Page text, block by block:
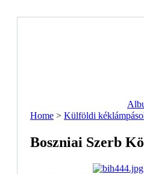
Home > Külföldi
Boszniai Szerb